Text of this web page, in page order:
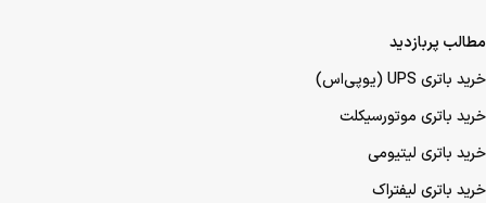
مطالب پربازدید
خرید باتری UPS (یو‌پی‌اس)
خرید باتری موتورسیکلت
خرید باتری لیتیومی
خرید باتری لیفتراک